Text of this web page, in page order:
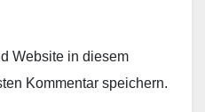
Website in diesem
Kommentar speichern.